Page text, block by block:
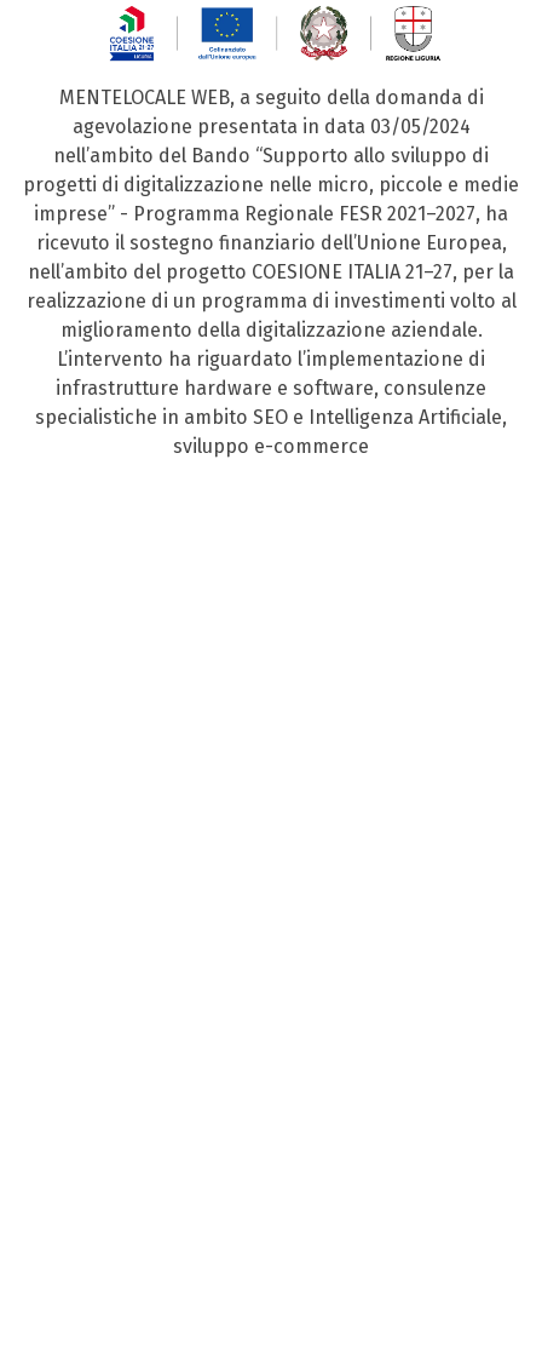
MENTELOCALE WEB, a seguito della domanda di
agevolazione presentata in data 03/05/2024
nell’ambito del Bando “Supporto allo sviluppo di
progetti di digitalizzazione nelle micro, piccole e medie
imprese” - Programma Regionale FESR 2021–2027, ha
ricevuto il sostegno finanziario dell’Unione Europea,
nell’ambito del progetto COESIONE ITALIA 21–27, per la
realizzazione di un programma di investimenti volto al
miglioramento della digitalizzazione aziendale.
L’intervento ha riguardato l’implementazione di
infrastrutture hardware e software, consulenze
specialistiche in ambito SEO e Intelligenza Artificiale,
sviluppo e-commerce